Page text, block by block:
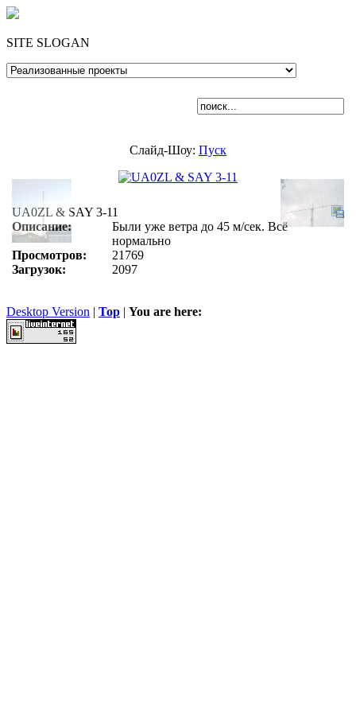
SITE SLOGAN
Слайд-Шоу: Пуск
UA0ZL & SAY 3-11
Описание:
Были уже ветра до 45 м/сек. Всё
нормально
Просмотров:
21769
Загрузок:
2097
Desktop Version | Top | You are here: